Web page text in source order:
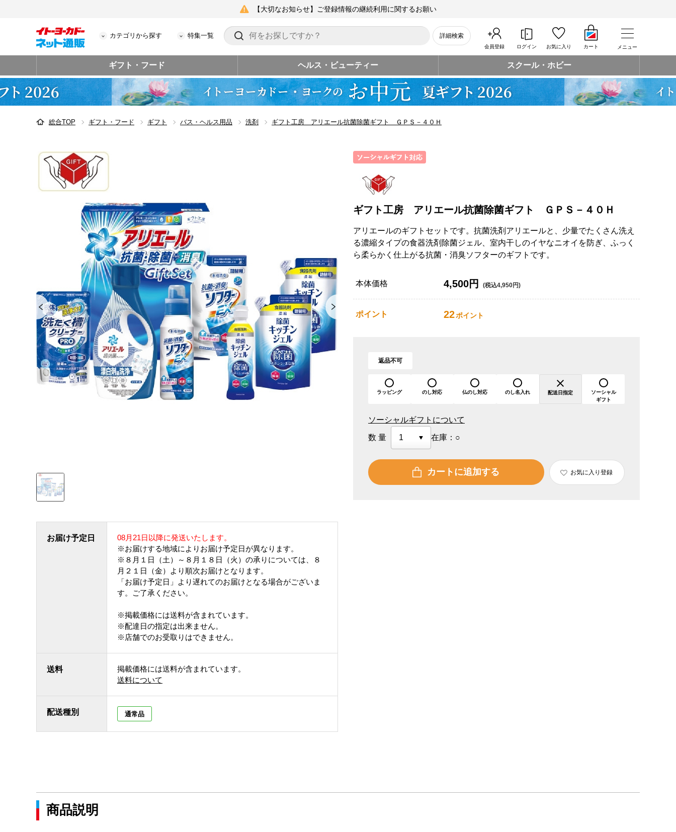
【大切なお知らせ】ご登録情報の継続利用に関するお願い
カテゴリから探す 特集一覧 詳細検索
会員登録 ログイン お気に入り カート メニュー
ギフト・フード ヘルス・ビューティー スクール・ホビー
総合TOP ギフト・フード ギフト バス・ヘルス用品 洗剤 ギフト工房 アリエール抗菌除菌ギフト ＧＰＳ－４０Ｈ
お届け予定日
08月21日以降に発送いたします。
※お届けする地域によりお届け予定日が異なります。
※８月１日（土）～８月１８日（火）の承りについては、８
月２１日（金）より順次お届けとなります。
「お届け予定日」より遅れてのお届けとなる場合がございま
す。ご了承ください。
※掲載価格には送料が含まれています。
※配達日の指定は出来ません。
※店舗でのお受取りはできません。
送料
掲載価格には送料が含まれています。
送料について
配送種別 通常品
ギフト工房 アリエール抗菌除菌ギフト ＧＰＳ－４０Ｈ
アリエールのギフトセットです。抗菌洗剤アリエールと、少量でたくさん洗え
る濃縮タイプの食器洗剤除菌ジェル、室内干しのイヤなニオイを防ぎ、ふっく
ら柔らかく仕上がる抗菌・消臭ソフターのギフトです。
本体価格 4,500円 (税込4,950円)
ポイント 22ポイント
返品不可
ラッピング のし対応 仏のし対応 のし名入れ 配送日指定
ソーシャル
ギフト
ソーシャルギフトについて
数量 在庫： ○
カートに追加する お気に入り登録
商品説明